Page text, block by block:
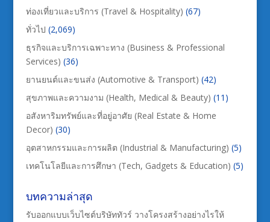
ท่องเที่ยวและบริการ (Travel & Hospitality) (67)
ทั่วไป (2,069)
ธุรกิจและบริการเฉพาะทาง (Business & Professional
Services) (36)
ยานยนต์และขนส่ง (Automotive & Transport) (42)
สุขภาพและความงาม (Health, Medical & Beauty) (11)
อสังหาริมทรัพย์และที่อยู่อาศัย (Real Estate & Home
Decor) (30)
อุตสาหกรรมและการผลิต (Industrial & Manufacturing) (5)
เทคโนโลยีและการศึกษา (Tech, Gadgets & Education) (5)
บทความล่าสุด
รับออกแบบเว็บไซต์บริษัททัวร์ วางโครงสร้างอย่างไรให้